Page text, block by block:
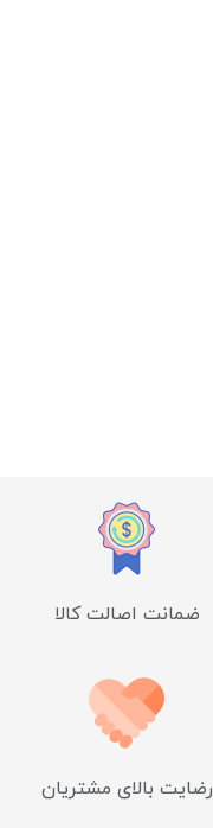
ضمانت اصالت کالا
رضایت بالای مشتریان